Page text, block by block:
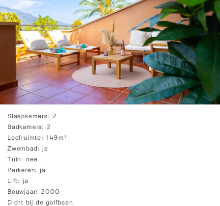
Slaapkamers 2
Badkamers 2
Leefruimte 149m²
Zwembad ja
Tuin nee
Parkeren ja
Lift ja
Bouwjaar 2000
Dicht bij de golfbaan